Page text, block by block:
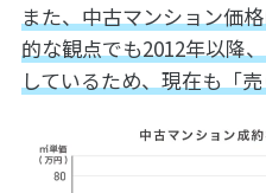
また、中古マンション価
的な観点でも2012年以降
しているため、現在も「